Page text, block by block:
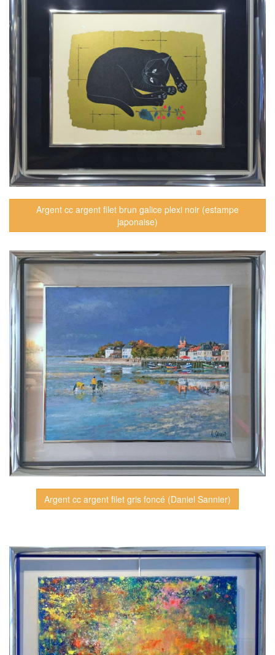
Argent cc argent filet brun galice plexi noir (estampe
japonaise)
Argent cc argent filet gris foncé (Daniel Sannier)